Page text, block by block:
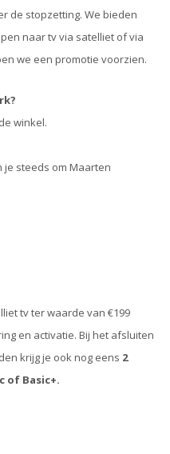
de stopzetting. We bieden
naar tv via satelliet of via
we een promotie voorzien.
winkel.
je steeds om Maarten
tv ter waarde van €199
en activatie. Bij het afsluiten
krijg je ook nog eens 2
of Basic+.